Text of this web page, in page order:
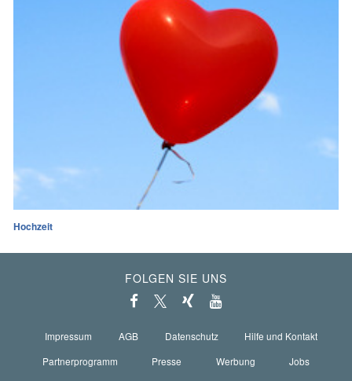
Hochzeit
FOLGEN SIE UNS
Impressum AGB Datenschutz
Hilfe und Kontakt
Partnerprogramm
Presse Werbung
Jobs